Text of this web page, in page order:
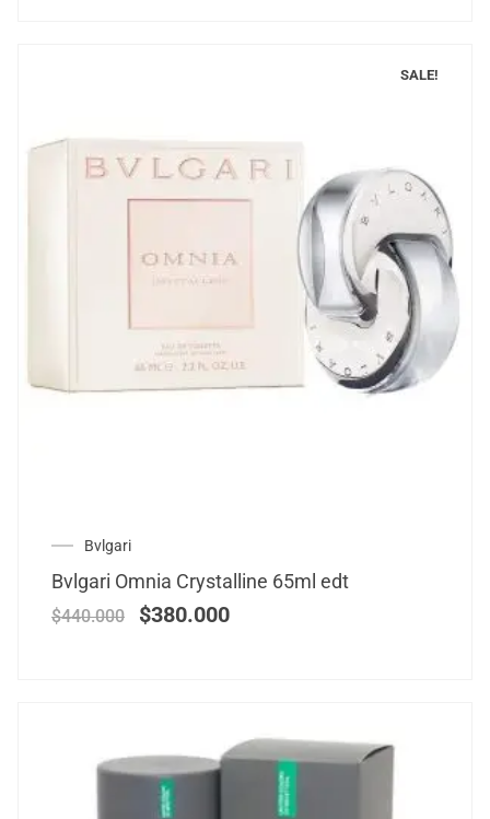
SALE!
Bvlgari
Bvlgari Omnia Crystalline 65ml edt
$440.000 $380.000